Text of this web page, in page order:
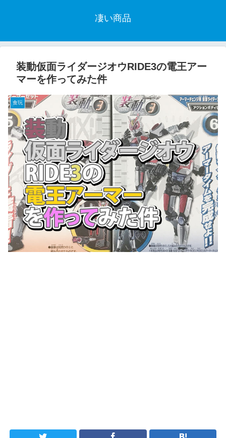
凄い商品
装動仮面ライダージオウRIDE3の電王アー
マーを作ってみた件
食玩